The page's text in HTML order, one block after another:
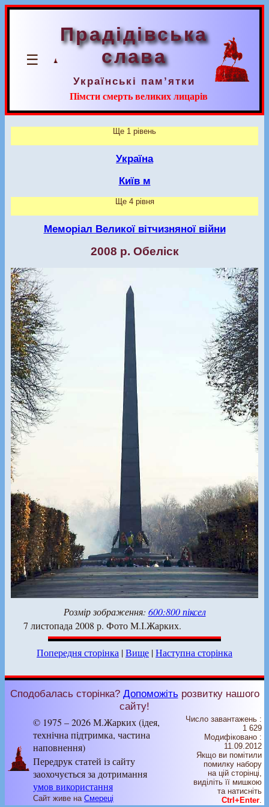
☰
Прадідівська
слава
Українські пам’ятки
Пімсти смерть великих лицарів
Ще 1 рівень
Україна
Київ м
Ще 4 рівня
Меморіал Великої вітчизняної війни
2008 р. Обеліск
Розмір зображення: 600:800 піксел
7 листопада 2008 р. Фото М.І.Жарких.
Попередня сторінка |Вище |Наступна сторінка
Сподобалась сторінка? Допоможітьрозвитку нашого
сайту!
© 1975 – 2026 М.Жарких (ідея,
технічна підтримка, частина
наповнення)
Передрук статей із сайту
заохочується за дотримання
умов використання
Сайт живе на Смереці
Число завантажень :
1 629
Модифіковано :
11.09.2012
Якщо ви помітили
помилку набору
на цiй сторiнцi,
видiлiть її мишкою
та натисніть
Ctrl+Enter.